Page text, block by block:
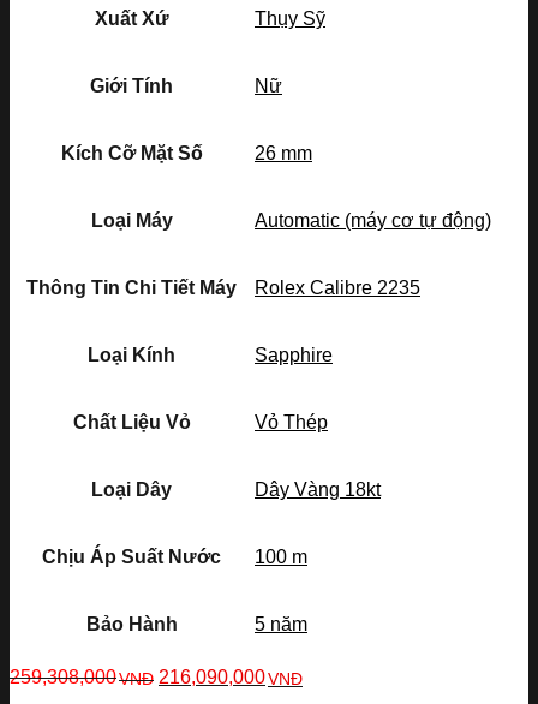
Xuất Xứ Thụy Sỹ
Giới Tính Nữ
Kích Cỡ Mặt Số 26 mm
Loại Máy Automatic (máy cơ tự động)
Thông Tin Chi Tiết Máy Rolex Calibre 2235
Loại Kính Sapphire
Chất Liệu Vỏ Vỏ Thép
Loại Dây Dây Vàng 18kt
Chịu Áp Suất Nước 100 m
Bảo Hành 5 năm
259,308,000VNĐ 216,090,000VNĐ